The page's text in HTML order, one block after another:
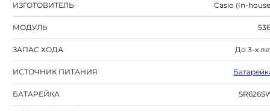
ИЗГОТОВИТЕЛЬ Casio (In-
МОДУЛЬ
ЗАПАС ХОДА До 3-х
ИСТОЧНИК ПИТАНИЯ
БАТАРЕЙКА